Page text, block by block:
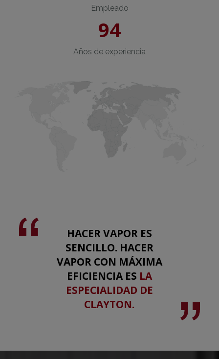
Empleado
94
Años de experiencia
HACER VAPOR ES
SENCILLO. HACER
VAPOR CON MÁXIMA
EFICIENCIA ES LA
ESPECIALIDAD DE
CLAYTON.